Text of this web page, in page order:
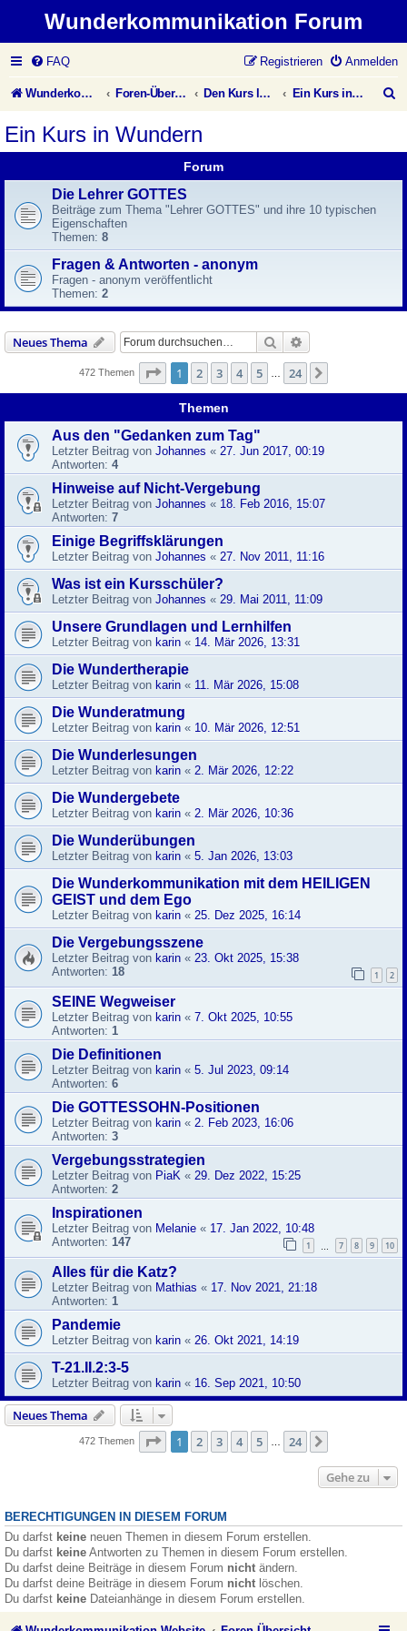
Wunderkommunikation Forum
FAQ Anmelden
Registrieren
Wunderkommunikation Website Foren-Übersicht Den Kurs leben Ein Kurs in Wundern
Ein Kurs in Wundern
Forum
Die Lehrer GOTTES
Beiträge zum Thema "Lehrer GOTTES" und ihre 10 typischen
Eigenschaften
Themen: 8
Fragen & Antworten - anonym
Fragen - anonym veröffentlicht
Themen: 2
Neues Thema Suche
472 Themen Seite 1von 24
1 2 3 4 5 24
Themen
Aus den "Gedanken zum Tag"
Letzter Beitrag von Johannes « 27. Jun 2017, 00:19
Antworten: 4
Hinweise auf Nicht-Vergebung
Letzter Beitrag von Johannes « 18. Feb 2016, 15:07
Antworten: 7
Einige Begriffsklärungen
Letzter Beitrag von Johannes « 27. Nov 2011, 11:16
Was ist ein Kursschüler?
Letzter Beitrag von Johannes « 29. Mai 2011, 11:09
Unsere Grundlagen und Lernhilfen
Letzter Beitrag von karin « 14. Mär 2026, 13:31
Die Wundertherapie
Letzter Beitrag von karin « 11. Mär 2026, 15:08
Die Wunderatmung
Letzter Beitrag von karin « 10. Mär 2026, 12:51
Die Wunderlesungen
Letzter Beitrag von karin « 2. Mär 2026, 12:22
Die Wundergebete
Letzter Beitrag von karin « 2. Mär 2026, 10:36
Die Wunderübungen
Letzter Beitrag von karin « 5. Jan 2026, 13:03
Die Wunderkommunikation mit dem HEILIGEN
GEIST und dem Ego
Letzter Beitrag von karin « 25. Dez 2025, 16:14
Die Vergebungsszene
Letzter Beitrag von karin « 23. Okt 2025, 15:38
Antworten: 18 1 2
SEINE Wegweiser
Letzter Beitrag von karin « 7. Okt 2025, 10:55
Antworten: 1
Die Definitionen
Letzter Beitrag von karin « 5. Jul 2023, 09:14
Antworten: 6
Die GOTTESSOHN-Positionen
Letzter Beitrag von karin « 2. Feb 2023, 16:06
Antworten: 3
Vergebungsstrategien
Letzter Beitrag von PiaK « 29. Dez 2022, 15:25
Antworten: 2
Inspirationen
Letzter Beitrag von Melanie « 17. Jan 2022, 10:48
Antworten: 147 1 7 8 9 10
Alles für die Katz?
Letzter Beitrag von Mathias « 17. Nov 2021, 21:18
Antworten: 1
Pandemie
Letzter Beitrag von karin « 26. Okt 2021, 14:19
T-21.II.2:3-5
Letzter Beitrag von karin « 16. Sep 2021, 10:50
Neues Thema
472 Themen Seite 1von 24
1 2 3 4 5 24
Gehe zu
BERECHTIGUNGEN IN DIESEM FORUM
Du darfst keine neuen Themen in diesem Forum erstellen.
Du darfst keine Antworten zu Themen in diesem Forum erstellen.
Du darfst deine Beiträge in diesem Forum nicht ändern.
Du darfst deine Beiträge in diesem Forum nicht löschen.
Du darfst keine Dateianhänge in diesem Forum erstellen.